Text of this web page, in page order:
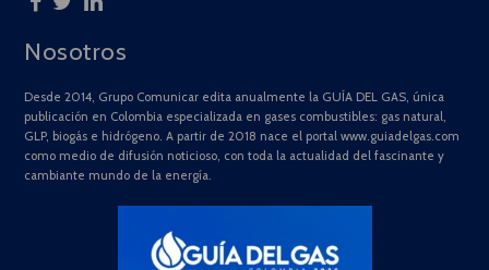
Nosotros
Desde 2014, Grupo Comunicar edita anualmente la GUÍA DEL GAS, única
publicación en Colombia especializada en gases combustibles: gas natural,
GLP, biogás e hidrógeno. A partir de 2018 nace el portal www.guiadelgas.com
como medio de difusión noticioso, con toda la actualidad del fascinante y
cambiante mundo de la energía.